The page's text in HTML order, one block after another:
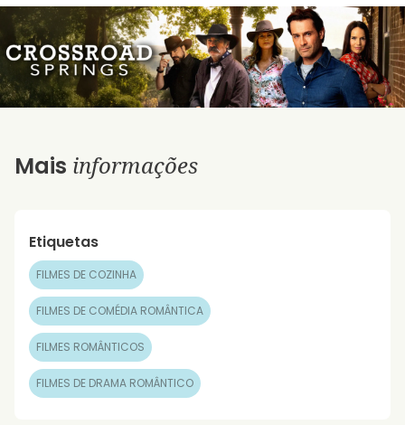
Mais informações
Etiquetas
FILMES DE COZINHA
FILMES DE COMÉDIA ROMÂNTICA
FILMES ROMÂNTICOS
FILMES DE DRAMA ROMÂNTICO